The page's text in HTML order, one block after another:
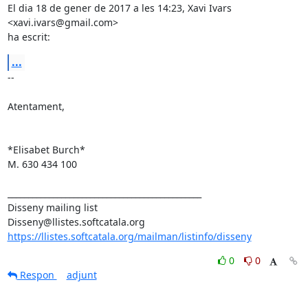
El dia 18 de gener de 2017 a les 14:23, Xavi Ivars
<xavi.ivars@gmail.com>
ha escrit:
...
--
Atentament,
*Elisabet Burch*
M. 630 434 100
Disseny mailing list
https://llistes.softcatala.org/mailman/listinfo/disseny
0
0
Respon
adjunt